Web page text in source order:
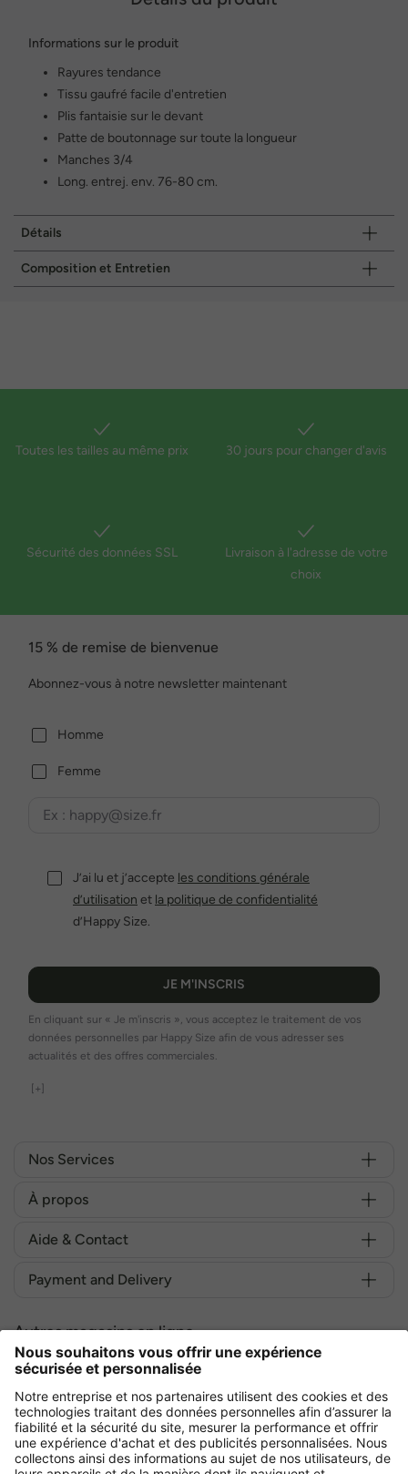
Informations sur le produit
Rayures tendance
Tissu gaufré facile d'entretien
Plis fantaisie sur le devant
Patte de boutonnage sur toute la longueur
Manches 3/4
Long. entrej. env. 76-80 cm.
Détails
Composition et Entretien
Toutes les tailles au même prix 30 jours pour changer d'avis
Sécurité des données SSL
Livraison à l'adresse de votre
choix
15 % de remise de bienvenue
Abonnez-vous à notre newsletter maintenant
Homme
Femme
J’ai lu et j’accepte les conditions générale
d’utilisation et la politique de confidentialité
d’Happy Size.
JE M'INSCRIS
En cliquant sur « Je m'inscris », vous acceptez le traitement de vos
données personnelles par Happy Size afin de vous adresser ses
actualités et des offres commerciales.
[+]
Nos Services
À propos
Aide & Contact
Payment and Delivery
Autres magasins en ligne
France
Achetez en toute sécurité avec :